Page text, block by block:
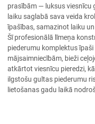
prasībām — luksus viesnīcu
laiku saglabā sava veida
īpašības, samazinot laiku
Šī profesionālā līmeņa
piederumu komplektus
mājsaimniecībām, bieži
atkārtot viesnīcu pieredzi,
ilgstošu gultas piederumu
lietošanas gadu laikā